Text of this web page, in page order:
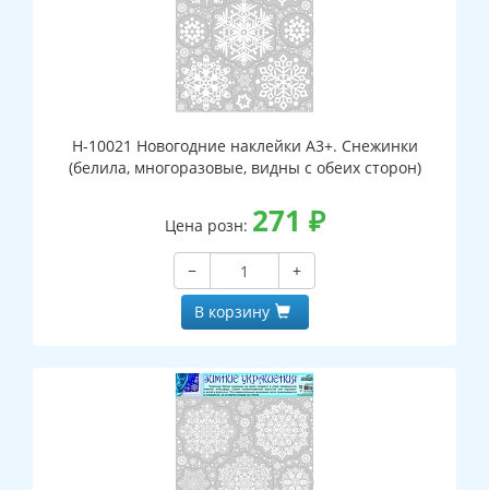
Н-10021 Новогодние наклейки А3+. Снежинки
(белила, многоразовые, видны с обеих сторон)
Цена розн: 271 ₽
−
+
В корзину